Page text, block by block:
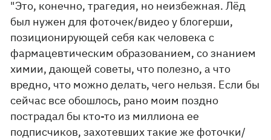
"Это, конечно, трагедия, но неизбежная. Лёд
был нужен для фоточек/видео у блогерши,
позиционирующей себя как человека с
фармацевтическим образованием, со знанием
химии, дающей советы, что полезно, а что
вредно, что можно делать, чего нельзя. Если бы
сейчас все обошлось, рано моим поздно
пострадал бы кто-то из миллиона ее
подписчиков, захотевших такие же фоточки/